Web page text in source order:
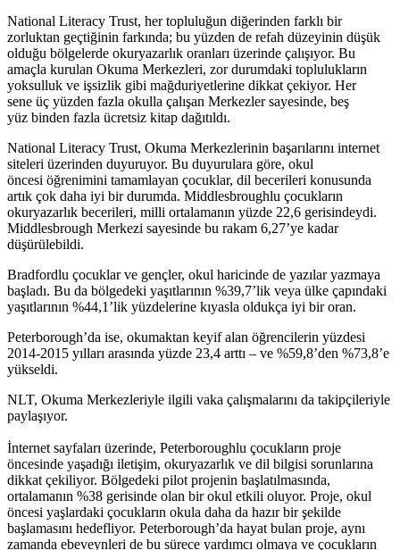
National Literacy Trust, her topluluğun diğerinden farklı bir
zorluktan geçtiğinin farkında; bu yüzden de refah düzeyinin düşük
olduğu bölgelerde okuryazarlık oranları üzerinde çalışıyor. Bu
amaçla kurulan Okuma Merkezleri, zor durumdaki toplulukların
yoksulluk ve işsizlik gibi mağduriyetlerine dikkat çekiyor. Her
sene üç yüzden fazla okulla çalışan Merkezler sayesinde, beş
yüz binden fazla ücretsiz kitap dağıtıldı.
National Literacy Trust, Okuma Merkezlerinin başarılarını internet
siteleri üzerinden duyuruyor. Bu duyurulara göre, okul
öncesi öğrenimini tamamlayan çocuklar, dil becerileri konusunda
artık çok daha iyi bir durumda. Middlesbroughlu çocukların
okuryazarlık becerileri, milli ortalamanın yüzde 22,6 gerisindeydi.
Middlesbrough Merkezi sayesinde bu rakam 6,27’ye kadar
düşürülebildi.
Bradfordlu çocuklar ve gençler, okul haricinde de yazılar yazmaya
başladı. Bu da bölgedeki yaşıtlarının %39,7’lik veya ülke çapındaki
yaşıtlarının %44,1’lik yüzdelerine kıyasla oldukça iyi bir oran.
Peterborough’da ise, okumaktan keyif alan öğrencilerin yüzdesi
2014-2015 yılları arasında yüzde 23,4 arttı – ve %59,8’den %73,8’e
yükseldi.
NLT, Okuma Merkezleriyle ilgili vaka çalışmalarını da takipçileriyle
paylaşıyor.
İnternet sayfaları üzerinde, Peterboroughlu çocukların proje
öncesinde yaşadığı iletişim, okuryazarlık ve dil bilgisi sorunlarına
dikkat çekiliyor. Bölgedeki pilot projenin başlatılmasında,
ortalamanın %38 gerisinde olan bir okul etkili oluyor. Proje, okul
öncesi yaşlardaki çocukların okula daha da hazır bir şekilde
başlamasını hedefliyor. Peterborough’da hayat bulan proje, aynı
zamanda ebeveynleri de bu sürece yardımcı olmaya ve çocukların